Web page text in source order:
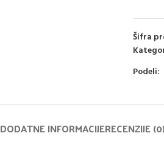
Šifra
Podeli:
DODATNE INFORMACIJERECENZIJE (0)